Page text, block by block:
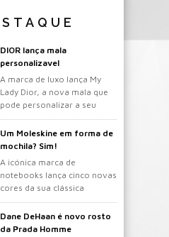
DIOR lança mala
personalizavel
A marca de luxo lança My
Lady Dior, a nova mala que
pode personalizar a seu
gosto.
Um Moleskine em forma de
mochila? Sim!
A icónica marca de
notebooks lança cinco novas
cores da sua clássica
mochila.
Dane DeHaan é novo rosto
da Prada Homme